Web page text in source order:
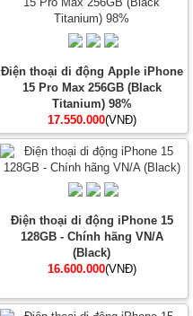
Điện thoại di động Apple iPhone
15 Pro Max 256GB (Black
Titanium) 98%
17.550.000(VNĐ)
Điện thoại di động iPhone 15
128GB - Chính hãng VN/A
(Black)
16.600.000(VNĐ)